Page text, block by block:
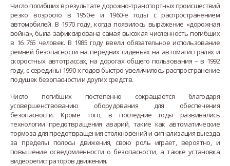
Число погибших в результате дорожно-транспортных происшествий
резко возросло в 1950-е и 1960-е годы с распространением
автомобилей. В 1970 году, когда появилось выражение «дорожная
война», была зафиксирована самая высокая численность погибших
в 16 765 человек. В 1985 году ввели обязательное использование
ремней безопасности на передних сиденьях на автомагистралях и
скоростных автотрассах, на дорогах общего пользования – в 1992
году, с середины 1990-х годов быстро увеличилось распространение
подушек безопасности и других средств.
Число погибших постепенно сокращается благодаря
усовершенствованию оборудования для обеспечения
безопасности. Кроме того, в последние годы развивались
технологии предотвращения аварий, такие как автоматические
тормоза для предотвращения столкновений и сигнализация выезда
за пределы полосы движения, свою роль играет, вероятно, и
повышение осведомленности о безопасности, а также установка
видеорегистраторов движения.